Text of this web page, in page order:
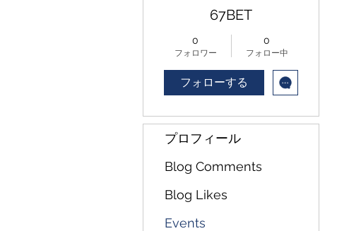
67BET
0
フォロワー
0
フォロー中
フォローする
プロフィール
Blog Comments
Blog Likes
Events